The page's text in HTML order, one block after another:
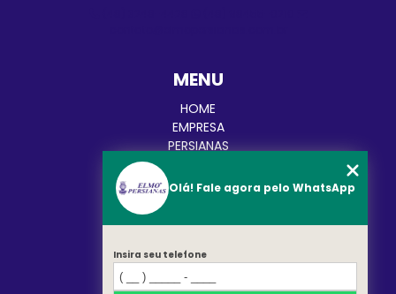
MENU
HOME
EMPRESA
PERSIANAS
TOLDOS
MAPA DO SITE
Olá! Fale agora pelo WhatsApp
Insira seu telefone